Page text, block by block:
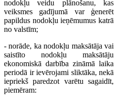
nodokļu veidu plānošanu, kas
veiksmes gadījumā var ģenerēt
papildus nodokļu ieņēmumus katrā
no valstīm;
- norāde, ka nodokļu maksātāja vai
saistīto nodokļu maksātāju
ekonomiskā darbība zināmā laika
periodā ir ievērojami sliktāka, nekā
iepriekš paredzot varētu sagaidīt,
piemēram: